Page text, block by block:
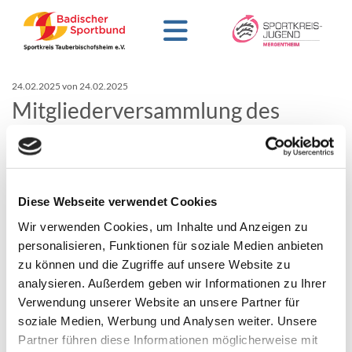
Diese Webseite verwendet Cookies
Wir verwenden Cookies, um Inhalte und Anzeigen zu
personalisieren, Funktionen für soziale Medien anbieten
zu können und die Zugriffe auf unsere Website zu
analysieren. Außerdem geben wir Informationen zu Ihrer
Verwendung unserer Website an unsere Partner für
soziale Medien, Werbung und Analysen weiter. Unsere
Partner führen diese Informationen möglicherweise mit
24.02.2025 von 24.02.2025
Mitgliederversammlung des
Sportjugend-Fördervereins Main-
Tauber e.V.
Nach 4 Jahren gibt es wieder Neuwahlen!
Morgen am 25. Februar 2025 findet die
Mitgliederversammlung des Sportjugend-Fördervereins
Main-Tauber e.V. um 18:00 Uhr im Sitzungssaal des
Landkreises Main-Tauber statt.
Vorsitzender Volker Silberzahn freut sich auf die Teilnahme
von Schirmherr Landrat Christoph Schauder, seinen
Vorstandskollegen sowie zahlreiche Mitglieder des Vereins.